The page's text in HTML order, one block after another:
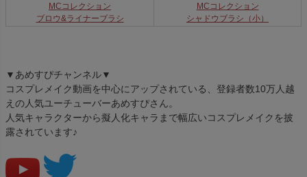
MCコレクション
ブロウ&ライナーブラシ
MCコレクション
シャドウブラシ（小）
▼あめすぴチャンネル▼
コスプレメイク動画を中心にアップされている、登録者数10万人越
えの人気ユーチューバーあめすぴさん。
人気キャラクターから擬人化キャラまで幅広いコスプレメイクを披
露されています♪